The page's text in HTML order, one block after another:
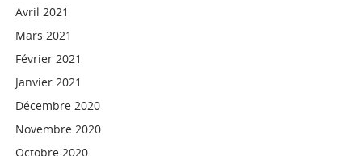
Avril 2021
Mars 2021
Février 2021
Janvier 2021
Décembre 2020
Novembre 2020
Octobre 2020